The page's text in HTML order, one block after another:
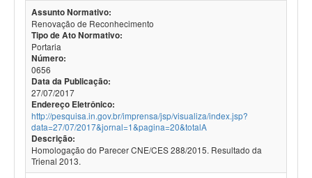
Assunto Normativo:
Renovação de Reconhecimento
Tipo de Ato Normativo:
Portaria
Número:
0656
Data da Publicação:
27/07/2017
Endereço Eletrônico:
http://pesquisa.in.gov.br/imprensa/jsp/visualiza/index.jsp?
data=27/07/2017&jornal=1&pagina=20&totalA
Descrição:
Homologação do Parecer CNE/CES 288/2015. Resultado da
Trienal 2013.